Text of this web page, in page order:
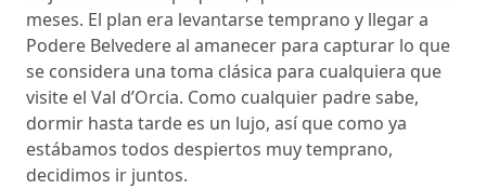
meses. El plan era levantarse temprano y llegar a
Podere Belvedere al amanecer para capturar lo que
se considera una toma clásica para cualquiera que
visite el Val d’Orcia. Como cualquier padre sabe,
dormir hasta tarde es un lujo, así que como ya
estábamos todos despiertos muy temprano,
decidimos ir juntos.